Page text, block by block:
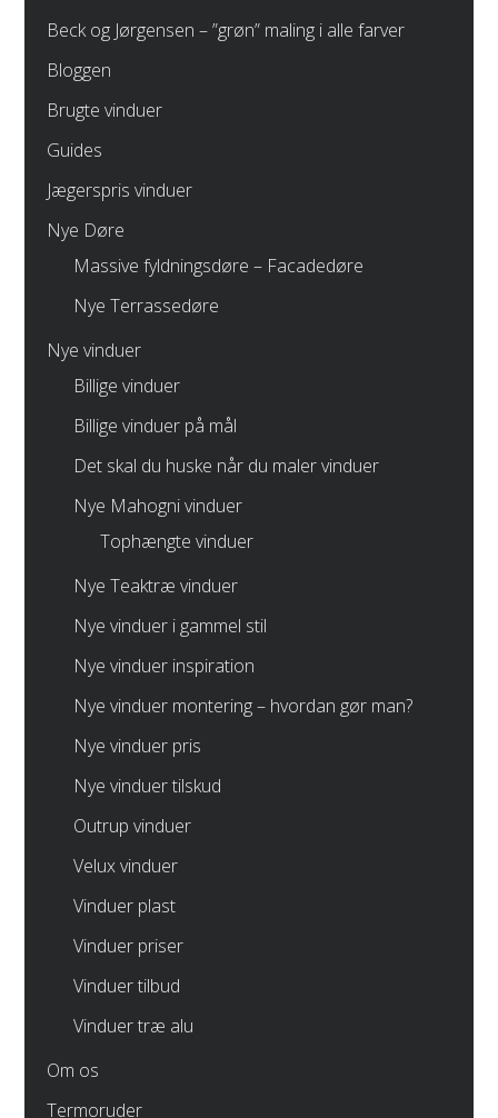
Beck og Jørgensen – ”grøn” maling i alle farver
Bloggen
Brugte vinduer
Guides
Jægerspris vinduer
Nye Døre
Massive fyldningsdøre – Facadedøre
Nye Terrassedøre
Nye vinduer
Billige vinduer
Billige vinduer på mål
Det skal du huske når du maler vinduer
Nye Mahogni vinduer
Tophængte vinduer
Nye Teaktræ vinduer
Nye vinduer i gammel stil
Nye vinduer inspiration
Nye vinduer montering – hvordan gør man?
Nye vinduer pris
Nye vinduer tilskud
Outrup vinduer
Velux vinduer
Vinduer plast
Vinduer priser
Vinduer tilbud
Vinduer træ alu
Om os
Termoruder